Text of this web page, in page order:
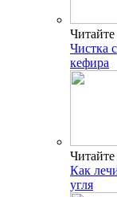
Чистка
кефира
Как
угля